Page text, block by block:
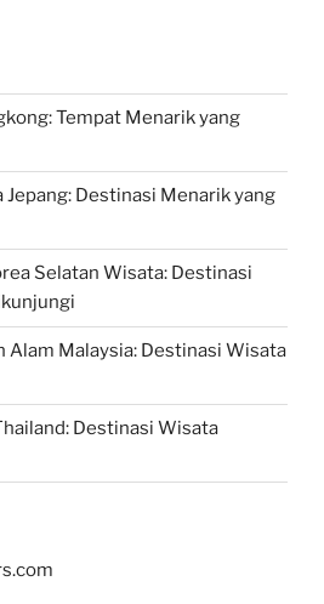
Tempat Menarik yang
Destinasi Menarik yang
Selatan Wisata: Destinasi
Alam Malaysia: Destinasi Wisata
Destinasi Wisata